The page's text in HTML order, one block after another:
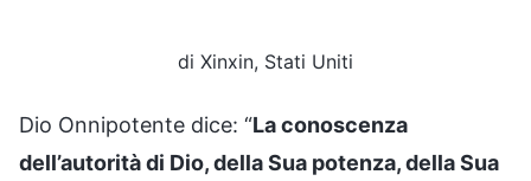
di Xinxin, Stati Uniti
Dio Onnipotente dice: “La conoscenza
dell’autorità di Dio, della Sua potenza, della Sua